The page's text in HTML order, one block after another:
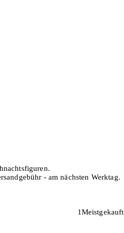
- am nächsten Werktag.
1Meistgekauft